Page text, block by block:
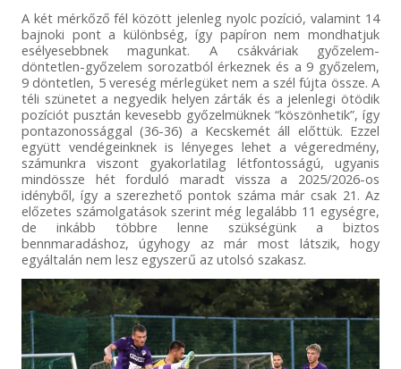
A két mérkőző fél között jelenleg nyolc pozíció, valamint 14
bajnoki pont a különbség, így papíron nem mondhatjuk
esélyesebbnek magunkat. A csákváriak győzelem-
döntetlen-győzelem sorozatból érkeznek és a 9 győzelem,
9 döntetlen, 5 vereség mérlegüket nem a szél fújta össze. A
téli szünetet a negyedik helyen zárták és a jelenlegi ötödik
pozíciót pusztán kevesebb győzelmüknek “köszönhetik”, így
pontazonossággal (36-36) a Kecskemét áll előttük. Ezzel
együtt vendégeinknek is lényeges lehet a végeredmény,
számunkra viszont gyakorlatilag létfontosságú, ugyanis
mindössze hét forduló maradt vissza a 2025/2026-os
idényből, így a szerezhető pontok száma már csak 21. Az
előzetes számolgatások szerint még legalább 11 egységre,
de inkább többre lenne szükségünk a biztos
bennmaradáshoz, úgyhogy az már most látszik, hogy
egyáltalán nem lesz egyszerű az utolsó szakasz.